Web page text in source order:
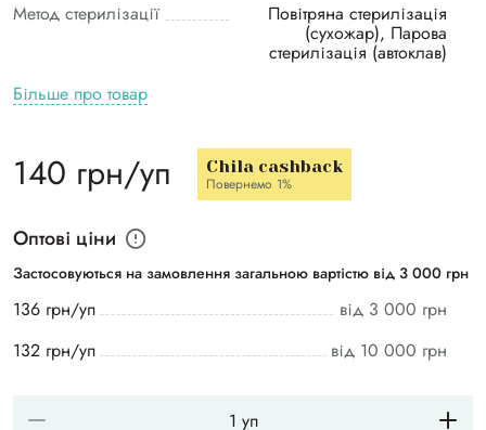
Метод стерилізації
Повітряна стерилізація
(сухожар), Парова
стерилізація (автоклав)
Більше про товар
140 грн/уп Chila cashback
Повернемо 1%
Оптові ціни
Застосовуються на замовлення загальною вартістю від 3 000 грн
136 грн/уп
від 3 000 грн
132 грн/уп
від 10 000 грн